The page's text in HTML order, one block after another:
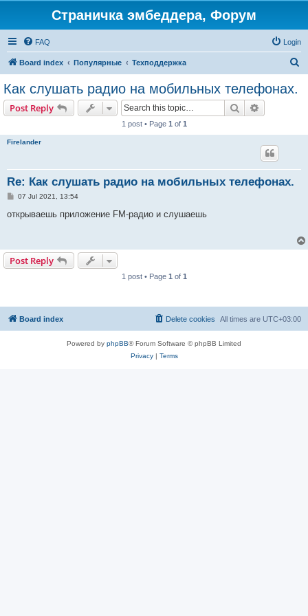
Страничка эмбеддера, Форум
FAQ Login
Board index Популярные Техподдержка
Как слушать радио на мобильных телефонах.
Post Reply Search
1 post • Page 1 of 1
Firelander
Re: Как слушать радио на мобильных телефонах.
P
s
07 Jul 2021, 13:54
открываешь приложение FM-радио и слушаешь
Post Reply
1 post • Page 1 of 1
Board index All times are UTC+03:00
Delete cookies
Powered by phpBB® Forum Software © phpBB Limited
Privacy| Terms